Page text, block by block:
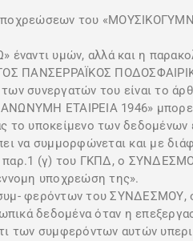
υποχρεώσεων του
έναντι υμών, αλλά και η
ΠΑΝΣΕΡΡΑΪΚΟΣ
συνεργατών του είναι το
ΕΤΑΙΡΕΙΑ 1946» μπορεί
το υποκείμενο των δεδομένων
να συμμορφώνεται και με
(γ) του ΓΚΠΔ, ο
υποχρεώση της».
φερόντων του
δεδομένα όταν η
συμφερόντων αυτών